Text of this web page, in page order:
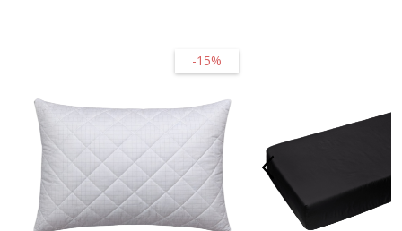
-15%